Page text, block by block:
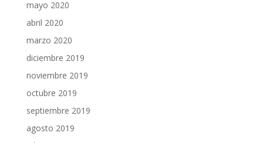
mayo 2020
abril 2020
marzo 2020
diciembre 2019
noviembre 2019
octubre 2019
septiembre 2019
agosto 2019